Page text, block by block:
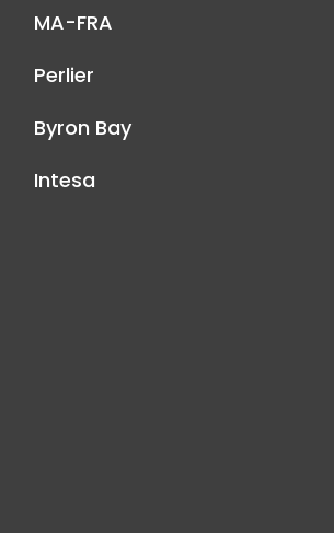
MA-FRA
Perlier
Byron Bay
Intesa